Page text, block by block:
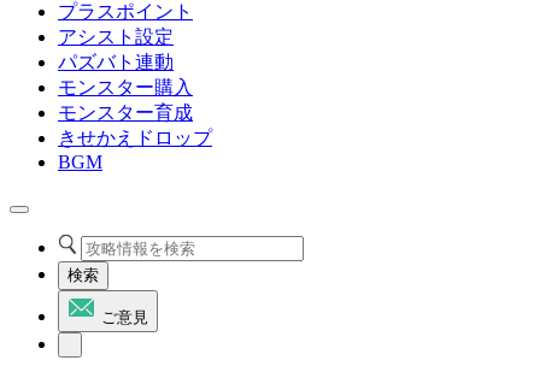
プラスポイント
アシスト設定
パズバト連動
モンスター購入
モンスター育成
きせかえドロップ
BGM
検索
ご意見